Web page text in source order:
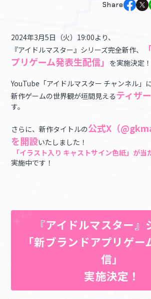
マイデスク設定変更 バンダ
Share
2024年3月5日（火）19:00より、
『アイドルマスター』シリーズ完全新作、
プリゲーム発表生配信」
を実施決定！
YouTube「アイドルマスター チャンネル」に
新作ゲームの世界観が垣間見えるティザ
す。
さらに、新作タイトルの公式X（
を開設いたしました！
「イラスト入り キャストサイン色紙」 が当
実施中です！
『アイドルマスター』
「新ブランドアプリゲー
信」
実施決定！